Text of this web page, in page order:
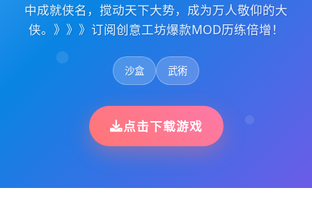
中成就侠名，搅动天下大势，成为万人敬仰的大
侠。》》》订阅创意工坊爆款MOD历练倍增！
沙盒 武術
点击下载游戏